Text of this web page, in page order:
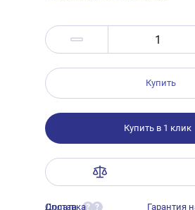
Купить
Купить в 1 клик
Оплата ?
Доставка ? Гарантия